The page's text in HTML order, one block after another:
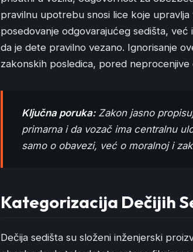
pravilnu upotrebu snosi lice koje
posedovanje odgovarajućeg sedišta,
da je dete pravilno vezano. Ignorisanje
zakonskih posledica, pored
Ključna poruka:Zakon jasno
primarna i da vozač ima centralnu
samo o obavezi, već o moralnoj i
Kategorizacija Dečijih
Dečija sedišta su složeni inženjerski